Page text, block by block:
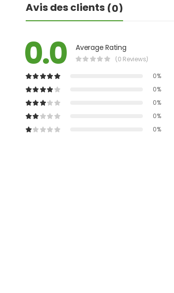
Avis des clients (0)
0.0 Average Rating
(0 Reviews)
0%
0%
0%
0%
0%